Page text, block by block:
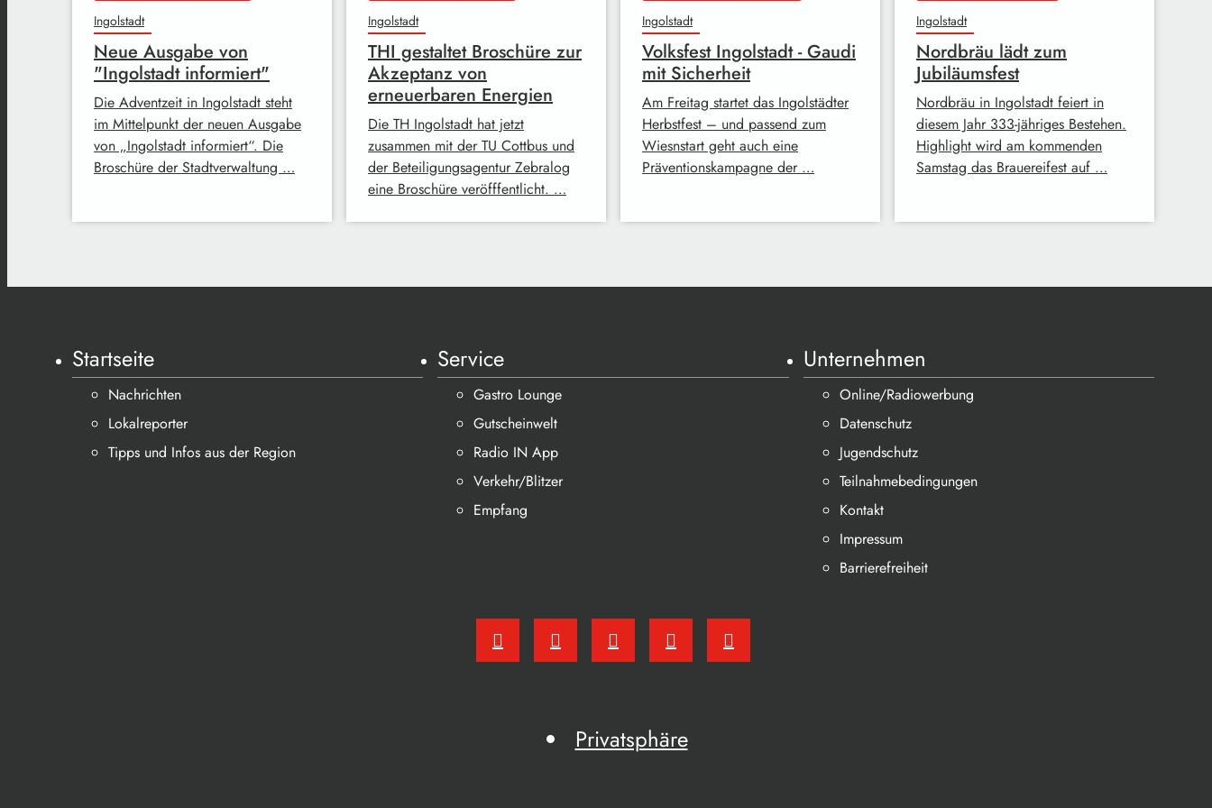
Ingolstadt
Neue Ausgabe von
"Ingolstadt informiert"
Die Adventzeit in Ingolstadt steht
im Mittelpunkt der neuen Ausgabe
von „Ingolstadt informiert“. Die
Broschüre der Stadtverwaltung …
Ingolstadt
THI gestaltet Broschüre zur
Akzeptanz von
erneuerbaren Energien
Die TH Ingolstadt hat jetzt
zusammen mit der TU Cottbus und
der Beteiligungsagentur Zebralog
eine Broschüre veröfffentlicht. …
Ingolstadt
Volksfest Ingolstadt - Gaudi
mit Sicherheit
Am Freitag startet das Ingolstädter
Herbstfest – und passend zum
Wiesnstart geht auch eine
Präventionskampagne der …
Ingolstadt
Nordbräu lädt zum
Jubiläumsfest
Nordbräu in Ingolstadt feiert in
diesem Jahr 333-jähriges Bestehen.
Highlight wird am kommenden
Samstag das Brauereifest auf …
Startseite
Nachrichten
Lokalreporter
Tipps und Infos aus der Region
Service
Gastro Lounge
Gutscheinwelt
Radio IN App
Verkehr/Blitzer
Empfang
Unternehmen
Online/Radiowerbung
Datenschutz
Jugendschutz
Teilnahmebedingungen
Kontakt
Impressum
Barrierefreiheit
Privatsphäre